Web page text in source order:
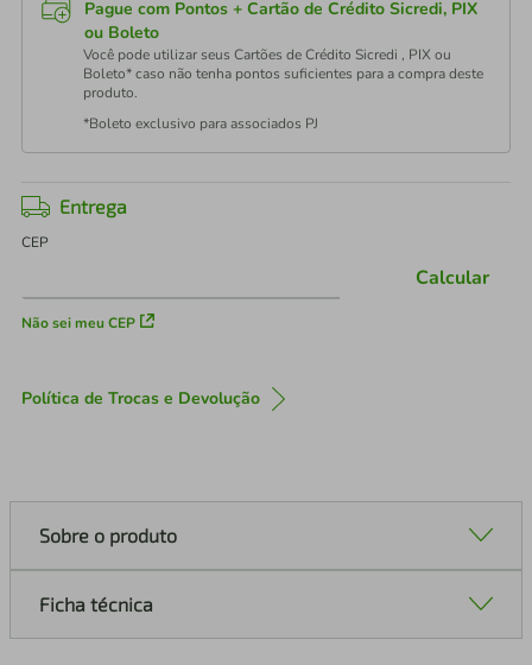
Pague com Pontos + Cartão de Crédito Sicredi, PIX
ou Boleto
Você pode utilizar seus Cartões de Crédito Sicredi , PIX ou
Boleto* caso não tenha pontos suficientes para a compra deste
produto.
*Boleto exclusivo para associados PJ
Entrega
CEP
Não sei meu CEP
Calcular
Política de Trocas e Devolução
Sobre o produto
Ficha técnica